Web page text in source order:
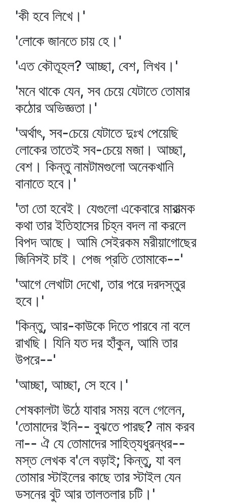
'কী হবে লিখে।'
'লোকে জানতে চায় হে।'
'এত কৌতূহল? আচ্ছা, বেশ, লিখব।'
'মনে থাকে যেন, সব চেয়ে যেটাতে তোমার
কঠোর অভিজ্ঞতা।'
'অর্থাৎ, সব-চেয়ে যেটাতে দুঃখ পেয়েছি
লোকের তাতেই সব-চেয়ে মজা। আচ্ছা,
বেশ। কিন্তু নামটামগুলো অনেকখানি
বানাতে হবে।'
'তা তো হবেই। যেগুলো একেবারে মারাত্মক
কথা তার ইতিহাসের চিহ্ন বদল না করলে
বিপদ আছে। আমি সেইরকম মরীয়াগোছের
জিনিসই চাই। পেজ প্রতি তোমাকে--'
'আগে লেখাটা দেখো, তার পরে দরদস্তুর
হবে।'
'কিন্তু, আর-কাউকে দিতে পারবে না বলে
রাখছি। যিনি যত দর হাঁকুন, আমি তার
উপরে--'
'আচ্ছা, আচ্ছা, সে হবে।'
শেষকালটা উঠে যাবার সময় বলে গেলেন,
'তোমাদের ইনি-- বুঝতে পারছ? নাম করব
না-- ঐ যে তোমাদের সাহিত্যধুরন্ধর--
মস্ত লেখক ব'লে বড়াই; কিন্তু, যা বল
তোমার স্টাইলের কাছে তার স্টাইল যেন
ডসনের বুট আর তালতলার চটি।'